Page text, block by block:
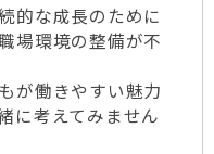
的な成長のために
場環境の整備が不
が働きやすい魅力
に考えてみません